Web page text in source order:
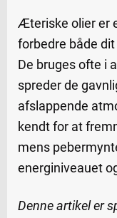
Æteriske olier er
forbedre både
De bruges ofte i
spreder de
afslappende
kendt for at
mens
energiniveauet
Denne artikel er